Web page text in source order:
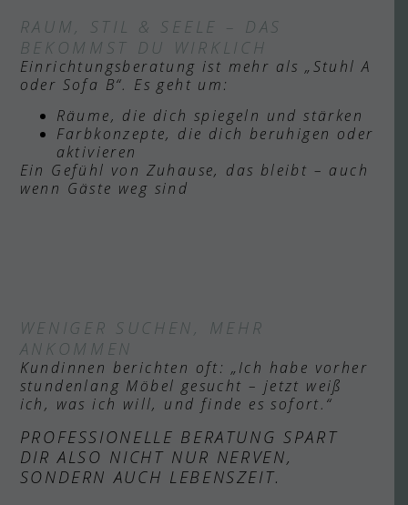
RAUM, STIL & SEELE – DAS
BEKOMMST DU WIRKLICH
Einrichtungsberatung ist mehr als „Stuhl A
oder Sofa B“. Es geht um:
Räume, die dich spiegeln und stärken
Farbkonzepte, die dich beruhigen oder
aktivieren
Ein Gefühl von Zuhause, das bleibt – auch
wenn Gäste weg sind
WENIGER SUCHEN, MEHR
ANKOMMEN
Kundinnen berichten oft: „Ich habe vorher
stundenlang Möbel gesucht – jetzt weiß
ich, was ich will, und finde es sofort.“
PROFESSIONELLE BERATUNG SPART
DIR ALSO NICHT NUR NERVEN,
SONDERN AUCH LEBENSZEIT.